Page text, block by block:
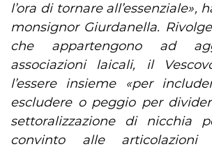
l’ora di tornare all’essenziale»,
monsignor Giurdanella.
che appartengono ad
associazioni laicali, il
l’essere insieme «per
escludere o peggio per
settoralizzazione di nicchia
convinto alle articolazioni